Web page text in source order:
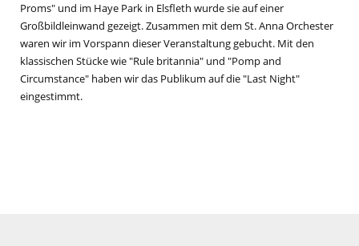
Proms" und im Haye Park in Elsfleth wurde sie auf einer
Großbildleinwand gezeigt. Zusammen mit dem St. Anna Orchester
waren wir im Vorspann dieser Veranstaltung gebucht. Mit den
klassischen Stücke wie "Rule britannia" und "Pomp and
Circumstance" haben wir das Publikum auf die "Last Night"
eingestimmt.